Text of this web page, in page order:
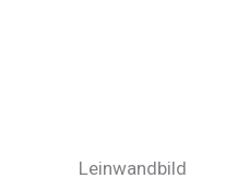
Leinwandbild